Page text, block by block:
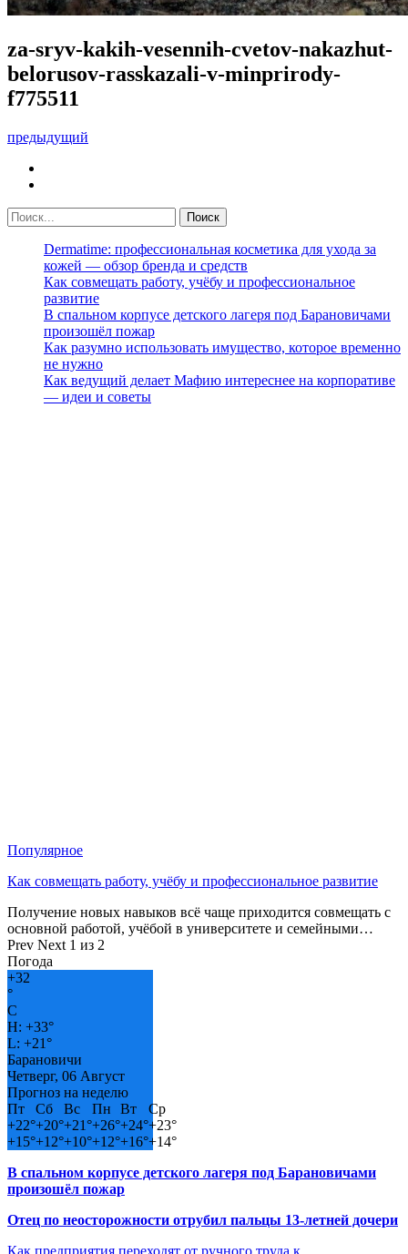
za-sryv-kakih-vesennih-cvetov-nakazhut-
belorusov-rasskazali-v-minprirody-
f775511
предыдущий
Dermatime: профессиональная косметика для ухода за
кожей — обзор бренда и средств
Как совмещать работу, учёбу и профессиональное
развитие
В спальном корпусе детского лагеря под Барановичами
произошёл пожар
Как разумно использовать имущество, которое временно
не нужно
Как ведущий делает Мафию интереснее на корпоративе
— идеи и советы
Популярное
Как совмещать работу, учёбу и профессиональное развитие
Получение новых навыков всё чаще приходится совмещать с
основной работой, учёбой в университете и семейными…
Prev Next 1 из 2
Погода
+32
°
C
H: +33°
L: +21°
Барановичи
Четверг, 06 Август
Прогноз на неделю
Пт
Сб Вс Пн Вт
Ср
+22°+20°+21°+26°+24°+23°
+15°+12°+10°+12°+16°+14°
В спальном корпусе детского лагеря под Барановичами
произошёл пожар
Отец по неосторожности отрубил пальцы 13-летней дочери
Как предприятия переходят от ручного труда к